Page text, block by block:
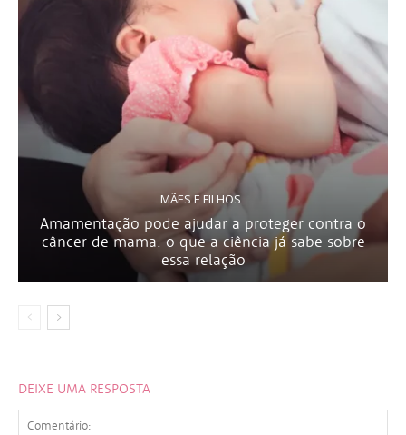
MÃES E FILHOS
Amamentação pode ajudar a proteger contra o
câncer de mama: o que a ciência já sabe sobre
essa relação
DEIXE UMA RESPOSTA